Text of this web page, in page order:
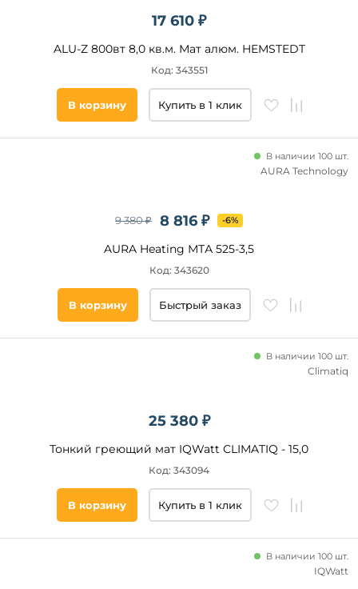
17 610 ₽
ALU-Z 800вт 8,0 кв.м. Мат алюм. HEMSTEDT
Код: 343551
В корзину Купить в 1 клик
8 816 ₽
9 380 ₽ -6%
AURA Heating МТА 525-3,5
В наличии 100 шт.
Код: 343620
AURA Technology
В корзину Быстрый заказ
25 380 ₽
Тонкий греющий мат IQWatt CLIMATIQ - 15,0
В наличии 100 шт.
Код: 343094
Climatiq
В корзину Купить в 1 клик
В наличии 100 шт.
IQWatt